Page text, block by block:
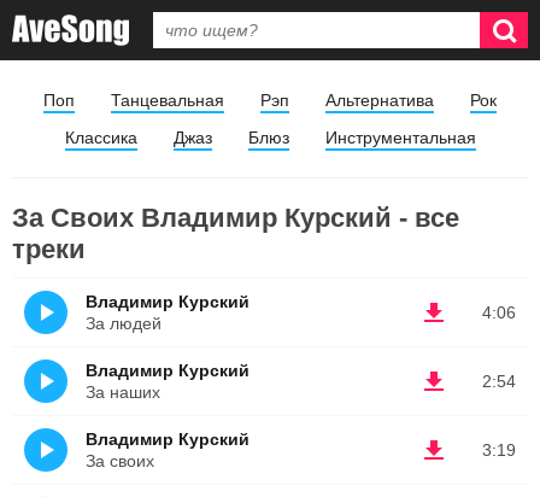
Поп Танцевальная Рэп Альтернатива
Рок
Классика
Джаз Блюз Инструментальная
За Своих Владимир Курский - все
треки
4:06
Владимир Курский
За людей
2:54
Владимир Курский
За наших
3:19
Владимир Курский
За своих